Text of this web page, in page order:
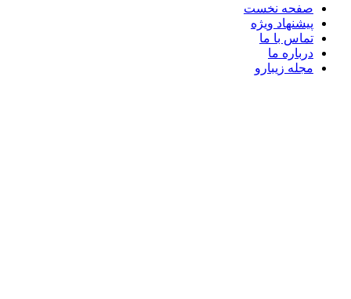
صفحه نخست
پیشنهاد ویژه
تماس با ما
درباره ما
مجله زیبارو